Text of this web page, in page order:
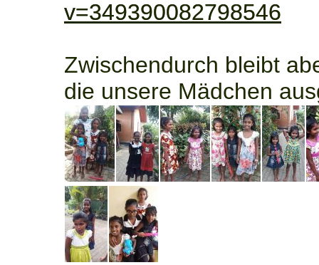
v=349390082798546
Zwischendurch bleibt
die unsere Mädchen